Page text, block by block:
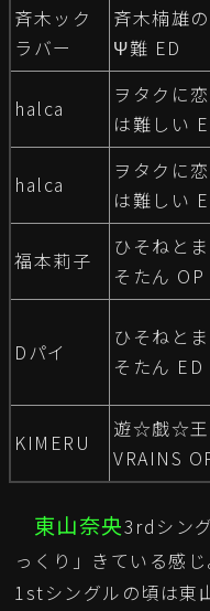
斉木ック
ラバー
斉木楠雄の
Ψ難 ED
halca
ヲタクに恋
は難しい
halca
ヲタクに恋
は難しい
福本莉子
ひそねとま
そたん OP
Dパイ
ひそねとま
そたん ED
KIMERU
遊☆戯☆王
VRAINS
東山奈央3rdシン
っくり」きている感
1stシングルの頃は東